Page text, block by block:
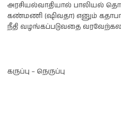
அரசியல்வாதியால் பாலியல்
கண்மணி (ஷிவதா) எனும்
நீதி வழங்கப்படுவதை
கருப்பு – நெருப்பு